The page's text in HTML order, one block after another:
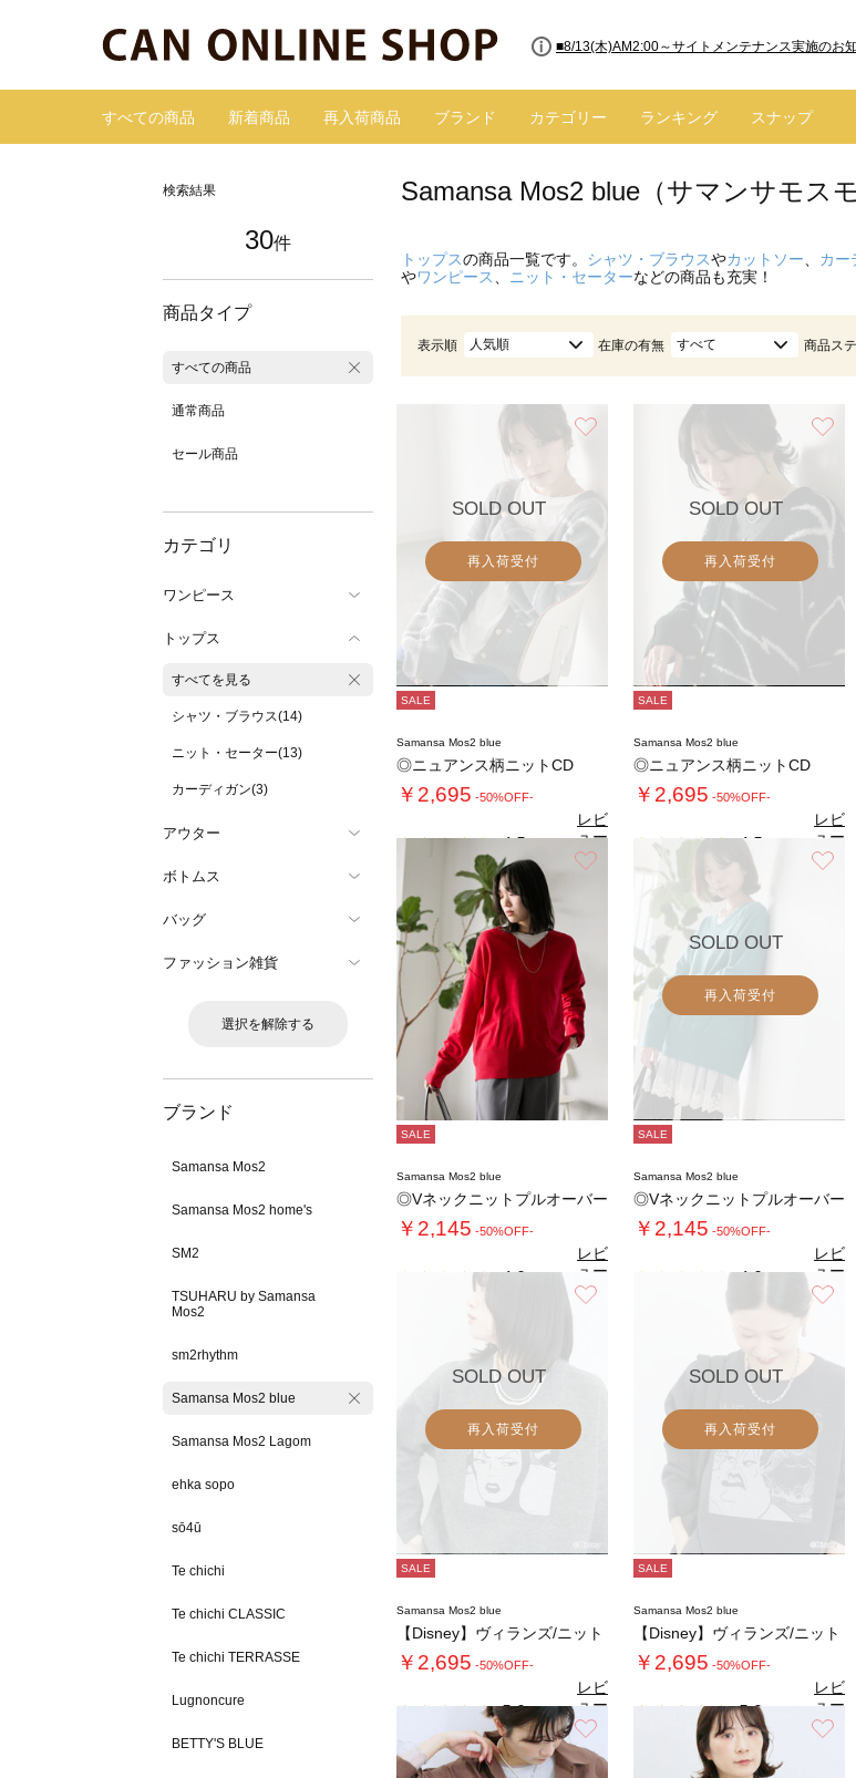
■8/13(木)AM2:00～サイトメンテナンス実施のお
すべての商品 新着商品 再入荷商品 ブランド カテゴリー ランキング スナップ
検索結果
30件
商品タイプ
すべての商品
通常商品
セール商品
カテゴリ
ワンピース
トップス
すべてを見る
シャツ・ブラウス(14)
ニット・セーター(13)
カーディガン(3)
アウター
ボトムス
バッグ
ファッション雑貨
選択を解除する
ブランド
Samansa Mos2
Samansa Mos2 home's
SM2
TSUHARU by Samansa
Mos2
sm2rhythm
Samansa Mos2 blue
Samansa Mos2 Lagom
ehka sopo
sō4ū
Te chichi
Te chichi CLASSIC
Te chichi TERRASSE
Lugnoncure
BETTY'S BLUE
Samansa Mos2 blue（サマンサモス
トップスの商品一覧です。 シャツ・ブラウスやカットソー カー
やワンピース ニット・セーターなどの商品も充実！
表示順 人気順 在庫の有無 すべて 商品ス
SOLD OUT
再入荷受付
SALE
Samansa Mos2 blue
◎ニュアンス柄ニットCD
￥2,695 -50%OFF-
4.5（2）
レビ
ュー
を見
る
SOLD OUT
再入荷受付
SALE
Samansa Mos2 blue
◎ニュアンス柄ニットCD
￥2,695 -50%OFF-
4.5
レビ
ュー
を見
る
お気に入り
SALE
Samansa Mos2 blue
◎Vネックニットプルオーバー
￥2,145 -50%OFF-
4.0（1）
レビ
ュー
を見
る
SOLD OUT
再入荷受付
SALE
Samansa Mos2 blue
◎Vネックニットプルオーバー
￥2,145 -50%OFF-
4.0（1）
レビ
ュー
を見
る
SOLD OUT
再入荷受付
SALE
Samansa Mos2 blue
【Disney】ヴィランズ/ニット
￥2,695 -50%OFF-
5.0（2）
レビ
ュー
を見
る
SOLD OUT
再入荷受付
SALE
Samansa Mos2 blue
【Disney】ヴィランズ/ニット
￥2,695 -50%OFF-
5.0（2）
レビ
ュー
を見
る